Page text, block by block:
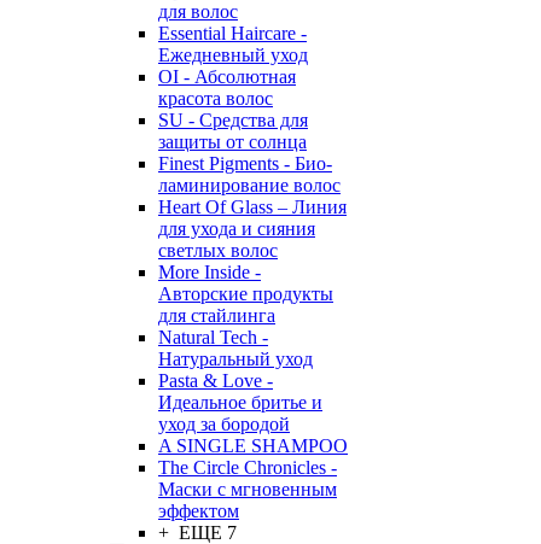
для волос
Essential Haircare -
Eжедневный уход
OI - Абсолютная
красота волос
SU - Средства для
защиты от солнца
Finest Pigments - Био-
ламинирование волос
Heart Of Glass – Линия
для ухода и сияния
светлых волос
More Inside -
Авторские продукты
для стайлинга
Natural Tech -
Натуральный уход
Pasta & Love -
Идеальное бритье и
уход за бородой
A SINGLE SHAMPOO
The Circle Chronicles -
Маски с мгновенным
эффектом
+ ЕЩЕ 7